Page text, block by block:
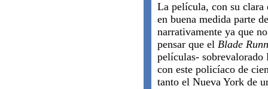
La película, con su clara
en buena medida parte
narrativamente ya que
pensar que el Blade
películas- sobrevalorado
con este policíaco de
tanto el Nueva York de